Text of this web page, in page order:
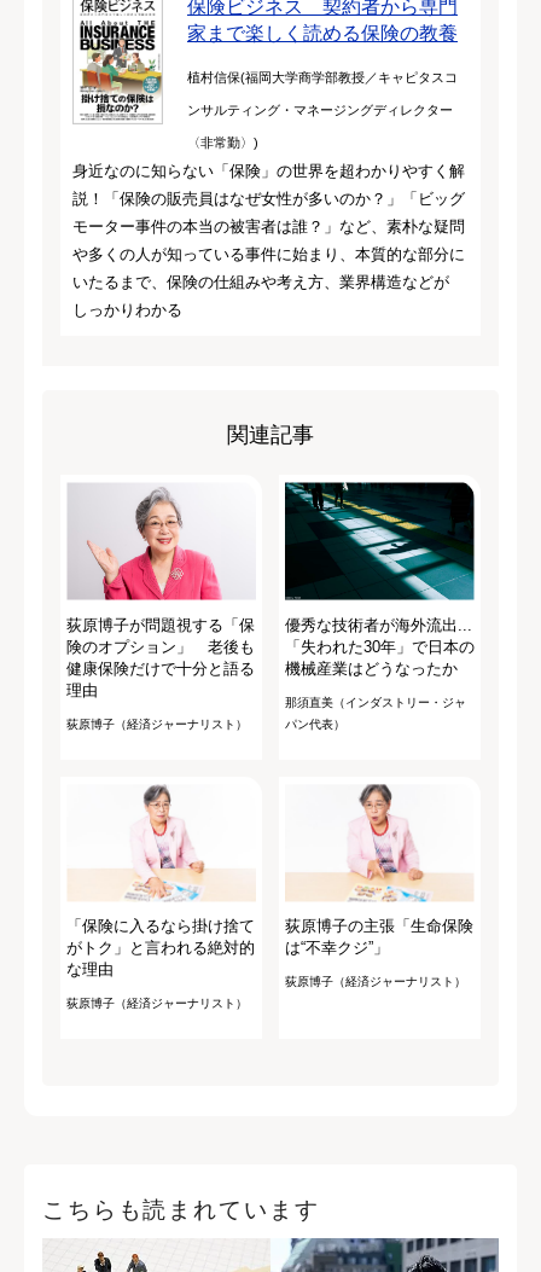
保険ビジネス 契約者から専門
家まで楽しく読める保険の教養
植村信保(福岡大学商学部教授／キャピタスコ
ンサルティング・マネージングディレクター
〈非常勤〉)
身近なのに知らない「保険」の世界を超わかりやすく解
説！「保険の販売員はなぜ女性が多いのか？」「ビッグ
モーター事件の本当の被害者は誰？」など、素朴な疑問
や多くの人が知っている事件に始まり、本質的な部分に
いたるまで、保険の仕組みや考え方、業界構造などが
しっかりわかる
関連記事
荻原博子が問題視する「保
険のオプション」 老後も
健康保険だけで十分と語る
理由
荻原博子（経済ジャーナリスト）
優秀な技術者が海外流出...
「失われた30年」で日本の
機械産業はどうなったか
那須直美（インダストリー・ジャ
パン代表）
「保険に入るなら掛け捨て
がトク」と言われる絶対的
な理由
荻原博子（経済ジャーナリスト）
荻原博子の主張「生命保険
は“不幸クジ”」
荻原博子（経済ジャーナリスト）
こちらも読まれています